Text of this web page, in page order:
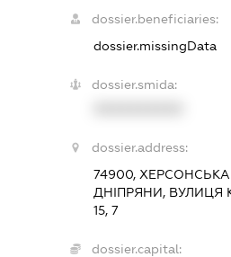
dossier.beneficiaries:
dossier.missingData
dossier.smida:
dossier.address:
74900,
ДНІПРЯНИ, ВУЛИЦЯ
15, 7
dossier.capital: